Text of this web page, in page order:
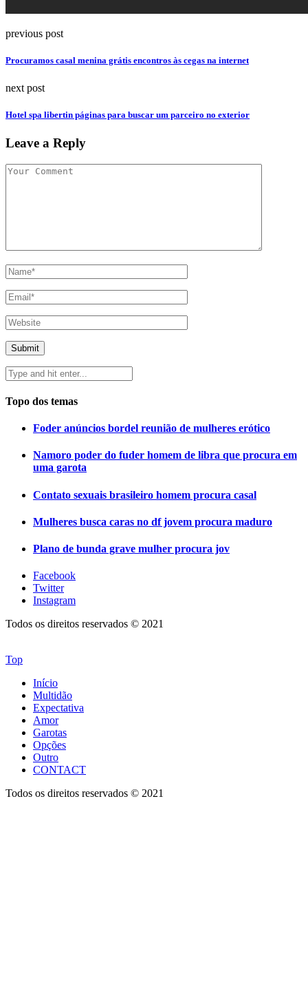
previous post
Procuramos casal menina grátis encontros às cegas na internet
next post
Hotel spa libertin páginas para buscar um parceiro no exterior
Leave a Reply
Topo dos temas
Foder anúncios bordel reunião de mulheres erótico
Namoro poder do fuder homem de libra que procura em
uma garota
Contato sexuais brasileiro homem procura casal
Mulheres busca caras no df jovem procura maduro
Plano de bunda grave mulher procura jov
Facebook
Twitter
Instagram
Todos os direitos reservados © 2021
Top
Início
Multidão
Expectativa
Amor
Garotas
Opções
Outro
CONTACT
Todos os direitos reservados © 2021